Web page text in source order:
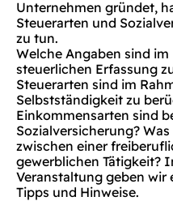
Unternehmen gründet,
Steuerarten und
zu tun.
Welche Angaben sind im
steuerlichen Erfassung
Steuerarten sind im
Selbstständigkeit zu
Einkommensarten sind
Sozialversicherung?
zwischen einer
gewerblichen Tätigkeit?
Veranstaltung geben wir
Tipps und Hinweise.